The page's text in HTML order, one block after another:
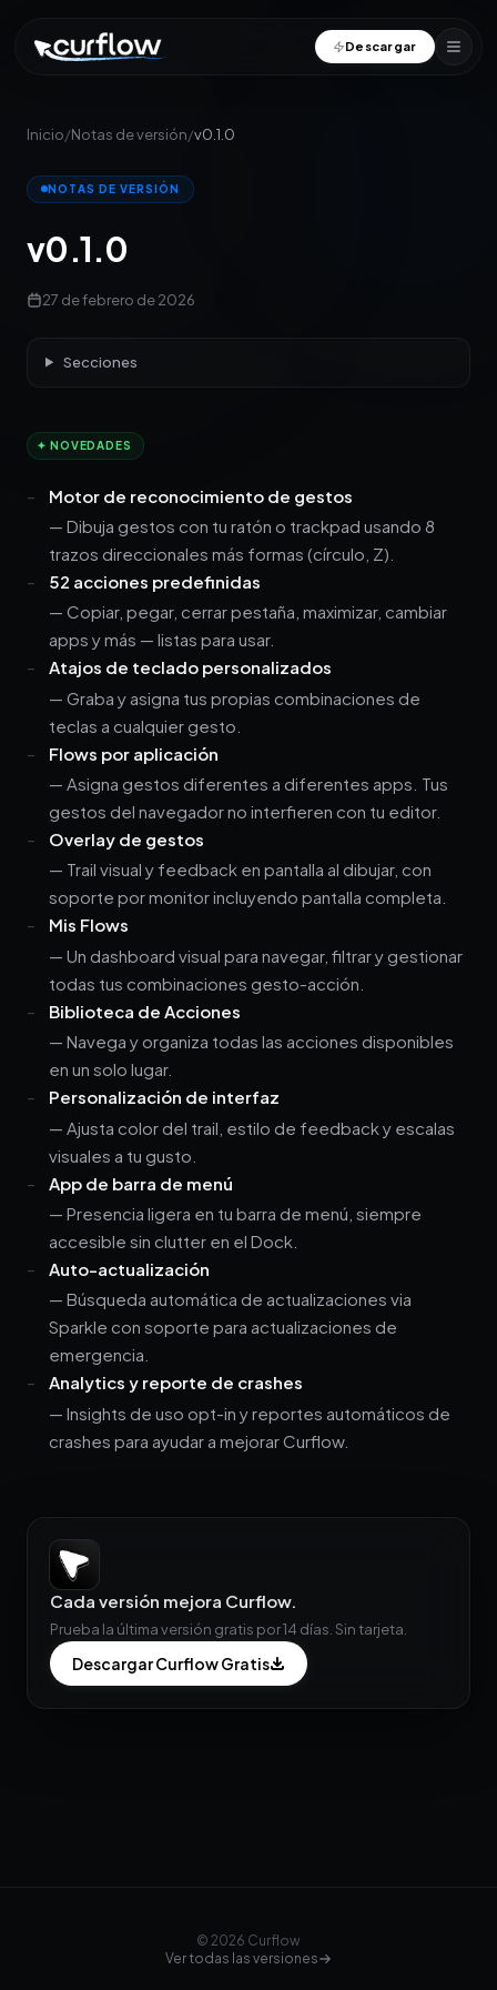
Descargar
Inicio/Notas de versión/v0.1.0
NOTAS DE VERSIÓN
v0.1.0
27 de febrero de 2026
Secciones
✦ NOVEDADES
Motor de reconocimiento de gestos
— Dibuja gestos con tu ratón o trackpad usando 8
trazos direccionales más formas (círculo, Z).
52 acciones predefinidas
— Copiar, pegar, cerrar pestaña, maximizar, cambiar
apps y más — listas para usar.
Atajos de teclado personalizados
— Graba y asigna tus propias combinaciones de
teclas a cualquier gesto.
Flows por aplicación
— Asigna gestos diferentes a diferentes apps. Tus
gestos del navegador no interfieren con tu editor.
Overlay de gestos
— Trail visual y feedback en pantalla al dibujar, con
soporte por monitor incluyendo pantalla completa.
Mis Flows
— Un dashboard visual para navegar, filtrar y gestionar
todas tus combinaciones gesto-acción.
Biblioteca de Acciones
— Navega y organiza todas las acciones disponibles
en un solo lugar.
Personalización de interfaz
— Ajusta color del trail, estilo de feedback y escalas
visuales a tu gusto.
App de barra de menú
— Presencia ligera en tu barra de menú, siempre
accesible sin clutter en el Dock.
Auto-actualización
— Búsqueda automática de actualizaciones via
Sparkle con soporte para actualizaciones de
emergencia.
Analytics y reporte de crashes
— Insights de uso opt-in y reportes automáticos de
crashes para ayudar a mejorar Curflow.
Cada versión mejora Curflow.
Prueba la última versión gratis por 14 días. Sin tarjeta.
Descargar Curflow Gratis
© 2026 Curflow
Ver todas las versiones